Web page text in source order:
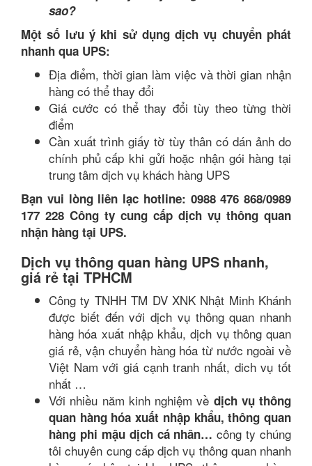
sao?
Một số lưu ý khi sử dụng dịch vụ chuyển phát
nhanh qua UPS:
Địa điểm, thời gian làm việc và thời gian nhận
hàng có thể thay đổi
Giá cước có thể thay đổi tùy theo từng thời
điểm
Cần xuất trình giấy tờ tùy thân có dán ảnh do
chính phủ cấp khi gửi hoặc nhận gói hàng tại
trung tâm dịch vụ khách hàng UPS
Bạn vui lòng liên lạc hotline: 0988 476 868/0989
177 228 Công ty cung cấp dịch vụ thông quan
nhận hàng tại UPS.
Dịch vụ thông quan hàng UPS nhanh,
giá rẻ tại TPHCM
Công ty TNHH TM DV XNK Nhật Minh Khánh
được biết đến với dịch vụ thông quan nhanh
hàng hóa xuất nhập khẩu, dịch vụ thông quan
giá rẻ, vận chuyển hàng hóa từ nước ngoài về
Việt Nam với giá cạnh tranh nhất, dich vụ tốt
nhất …
Với nhiều năm kinh nghiệm về dịch vụ thông
quan hàng hóa xuất nhập khẩu, thông quan
hàng phi mậu dịch cá nhân… công ty chúng
tôi chuyên cung cấp dịch vụ thông quan nhanh